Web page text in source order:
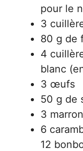
pour le
3
80 g de
4
blanc
3 œufs
50 g de
3
6
12